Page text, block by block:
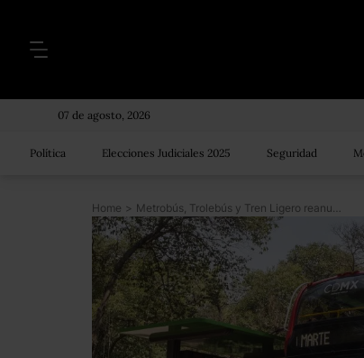
07 de agosto, 2026
Política Elecciones Judiciales 2025 Seguridad
Home > Metrobús, Trolebús y Tren Ligero reanudan servicio tras bloqueos de transportistas